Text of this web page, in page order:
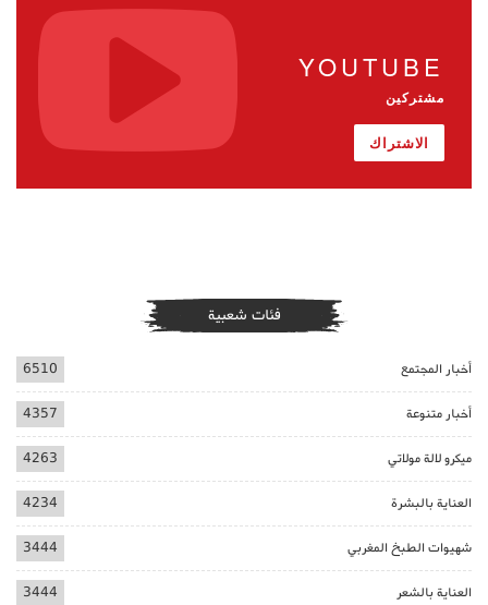
YOUTUBE
مشتركين
الاشتراك
فئات شعبية
أخبار المجتمع 6510
أخبار متنوعة 4357
ميكرو لالة مولاتي 4263
العناية بالبشرة 4234
شهيوات الطبخ المغربي 3444
العناية بالشعر 3444